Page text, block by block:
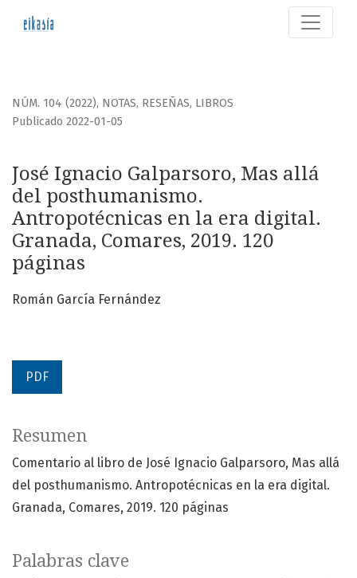
José Ignacio Galparsoro, Mas allá del posthumanismo.
NÚM. 104 (2022), NOTAS, RESEÑAS, LIBROS
José Ignacio Galparsoro, Mas allá
del posthumanismo.
Antropotécnicas en la era digital.
Granada, Comares, 2019. 120
páginas
Publicado 2022-01-05
Román García Fernández
PDF
Palabras clave
Resumen
Comentario al libro de José Ignacio Galparsoro, Mas allá
del posthumanismo. Antropotécnicas en la era digital.
Granada, Comares, 2019. 120 páginas